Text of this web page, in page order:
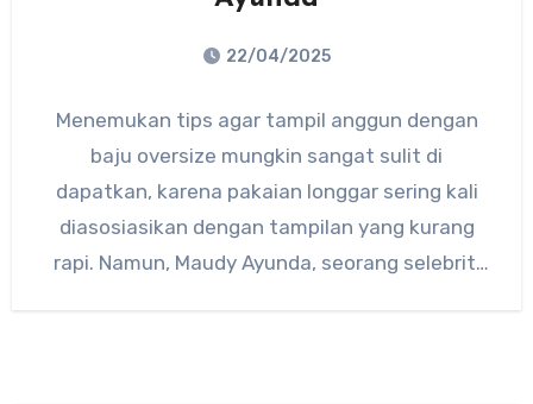
22/04/2025
Comments
Menemukan tips agar tampil anggun dengan
baju oversize mungkin sangat sulit di
dapatkan, karena pakaian longgar sering kali
diasosiasikan dengan tampilan yang kurang
rapi. Namun, Maudy Ayunda, seorang selebriti